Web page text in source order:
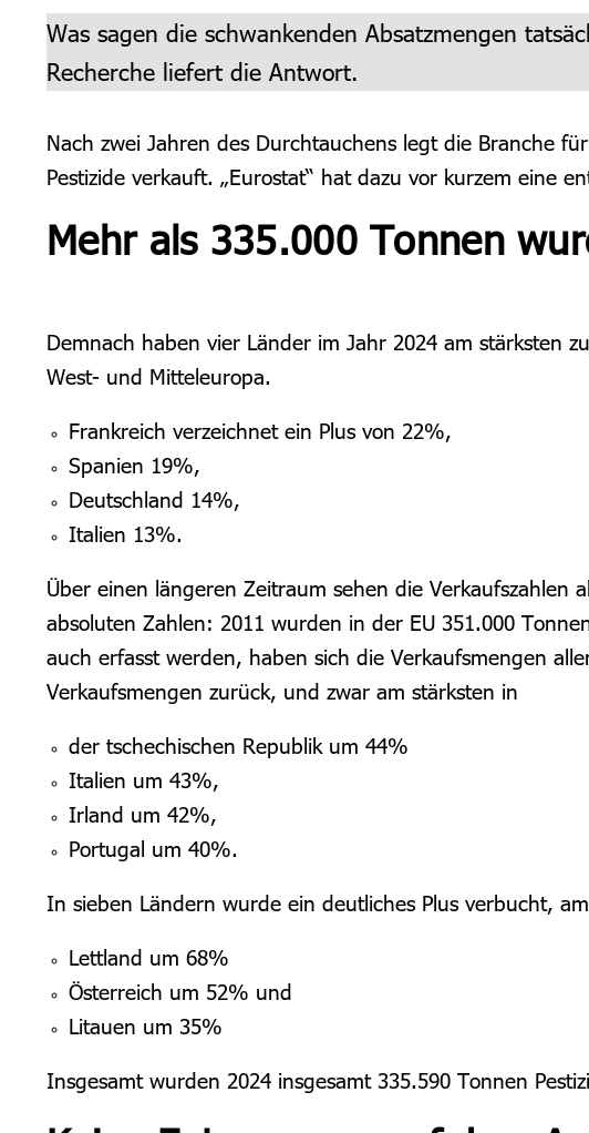
Was sagen die schwankenden Absatzmengen
Recherche liefert die Antwort.
Nach zwei Jahren des Durchtauchens legt die Branche
Pestizide verkauft. „Eurostat“ hat dazu vor kurzem eine
Mehr als 335.000 Tonnen
Demnach haben vier Länder im Jahr 2024 am stärksten
West- und Mitteleuropa.
Frankreich verzeichnet ein Plus von 22%,
Spanien 19%,
Deutschland 14%,
Italien 13%.
Über einen längeren Zeitraum sehen die
absoluten Zahlen: 2011 wurden in der EU 351.000
auch erfasst werden, haben sich die Verkaufsmengen
Verkaufsmengen zurück, und zwar am stärksten in
der tschechischen Republik um 44%
Italien um 43%,
Irland um 42%,
Portugal um 40%.
In sieben Ländern wurde ein deutliches Plus verbucht,
Lettland um 68%
Österreich um 52% und
Litauen um 35%
Insgesamt wurden 2024 insgesamt 335.590 Tonnen